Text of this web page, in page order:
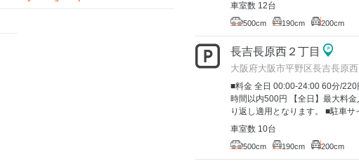
車室数 12台
500cm 190cm 200cm
長吉長原西２丁目
大阪府大阪市平野区長吉長原
■料金 全日 00:00-24:00 60分/
時間以内500円 【全日】最大料
り返し適用となります。 ■駐車
車室数 10台
500cm 190cm 200cm